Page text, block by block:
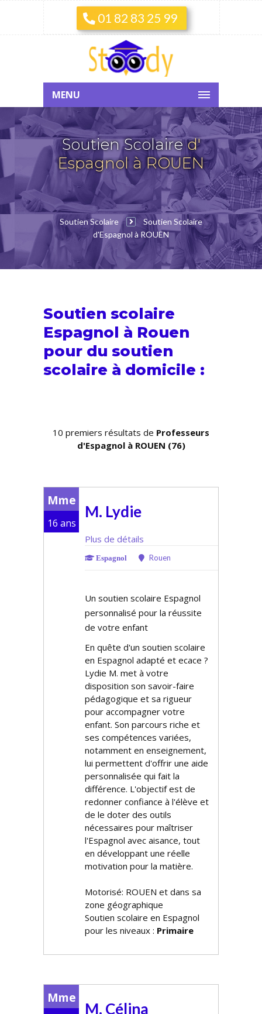
01 82 83 25 99
MENU
Soutien Scolaired'
Espagnol à ROUEN
Soutien Scolaire
Soutien Scolaire
d'Espagnol à ROUEN
Soutien scolaire
Espagnol à Rouen
pour du soutien
scolaire à domicile :
10 premiers résultats de Professeurs
d'Espagnol à ROUEN (76)
Mme
16 ans
M. Lydie
Plus de détails
Espagnol Rouen
Un soutien scolaire Espagnol
personnalisé pour la réussite
de votre enfant
En quête d'un soutien scolaire
en Espagnol adapté et efficace ?
Lydie M. met à votre
disposition son savoir-faire
pédagogique et sa rigueur
pour accompagner votre
enfant. Son parcours riche et
ses compétences variées,
notamment en enseignement,
lui permettent d'offrir une aide
personnalisée qui fait la
différence. L'objectif est de
redonner confiance à l'élève et
de le doter des outils
nécessaires pour maîtriser
l'Espagnol avec aisance, tout
en développant une réelle
motivation pour la matière.
Motorisé: ROUEN et dans sa
zone géographique
Soutien scolaire en Espagnol
pour les niveaux : Primaire
Mme
M. Célina